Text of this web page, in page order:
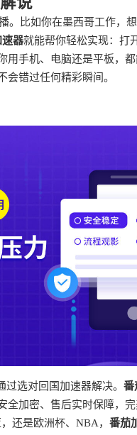
。比如你在墨西哥工作，
速器就能帮你轻松实现：打
手机、电脑还是平板，
错过任何精彩瞬间。
选对回国加速器解决。 番
加密、售后实时保障，
还是欧洲杯、NBA， 番茄